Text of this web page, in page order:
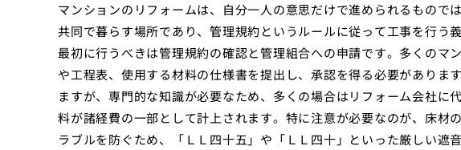
マンションのリフォームは、自分一人の意思だけで進められるもので
共同で暮らす場所であり、管理規約というルールに従って工事を行う
最初に行うべきは管理規約の確認と管理組合への申請です。多くのマ
や工程表、使用する材料の仕様書を提出し、承認を得る必要がありま
ますが、専門的な知識が必要なため、多くの場合はリフォーム会社に
料が諸経費の一部として計上されます。特に注意が必要なのが、床材
ラブルを防ぐため、「ＬＬ四十五」や「ＬＬ四十」といった厳しい遮